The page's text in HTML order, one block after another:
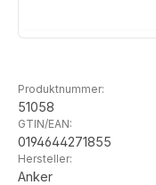
Produktnummer:
51058
GTIN/EAN:
0194644271855
Hersteller:
Anker